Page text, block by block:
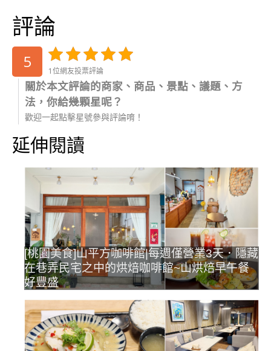
評論
5 1位網友投票評論
關於本文評論的商家、商品、景點、議題、方
法，你給幾顆星呢？
歡迎一起點擊星號參與評論唷！
延伸閱讀
[桃園美食]山平方咖啡館|每週僅營業3天．隱藏
在巷弄民宅之中的烘焙咖啡館~山烘焙早午餐
好豐盛